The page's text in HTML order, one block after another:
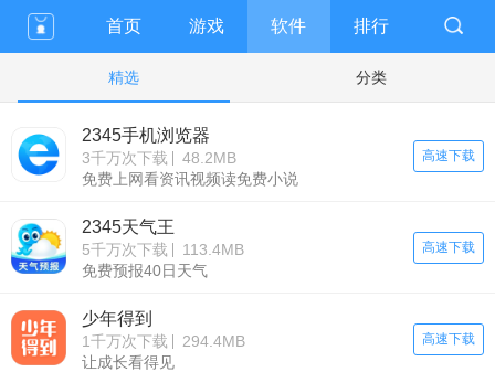
首页 游戏 软件 排行
精选 分类
2345手机浏览器
3千万次下载
48.2MB
免费上网看资讯视频读免费小说
高速下载
2345天气王
5千万次下载
113.4MB
免费预报40日天气
高速下载
少年得到
1千万次下载
294.4MB
让成长看得见
高速下载